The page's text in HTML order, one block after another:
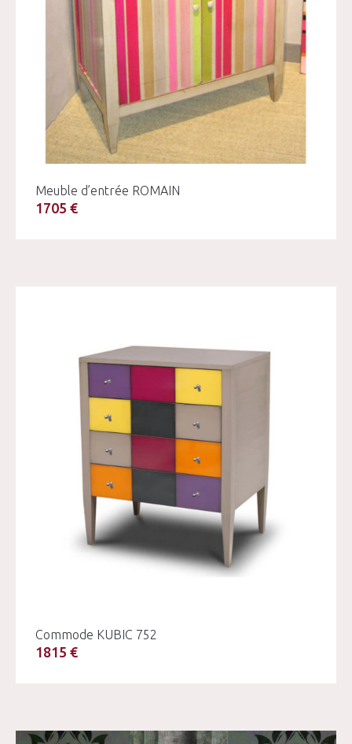
Meuble d’entrée ROMAIN
1705 €
Commode KUBIC 752
1815 €